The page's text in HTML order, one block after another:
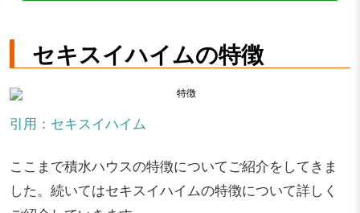
セキスイハイムの特徴
引用：セキスイハイム
ここまで積水ハウスの特徴についてご紹介をしてきま
した。続いてはセキスイハイムの特徴について詳しく